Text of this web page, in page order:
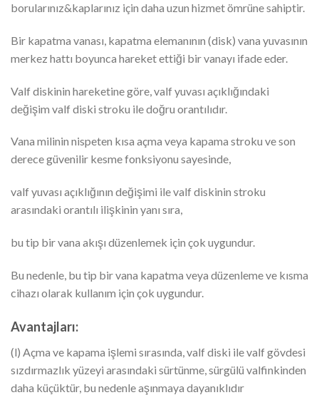
borularınız&kaplarınız için daha uzun hizmet ömrüne sahiptir.
Bir kapatma vanası, kapatma elemanının (disk) vana yuvasının
merkez hattı boyunca hareket ettiği bir vanayı ifade eder.
Valf diskinin hareketine göre, valf yuvası açıklığındaki
değişim valf diski stroku ile doğru orantılıdır.
Vana milinin nispeten kısa açma veya kapama stroku ve son
derece güvenilir kesme fonksiyonu sayesinde,
valf yuvası açıklığının değişimi ile valf diskinin stroku
arasındaki orantılı ilişkinin yanı sıra,
bu tip bir vana akışı düzenlemek için çok uygundur.
Bu nedenle, bu tip bir vana kapatma veya düzenleme ve kısma
cihazı olarak kullanım için çok uygundur.
Avantajları:
(l) Açma ve kapama işlemi sırasında, valf diski ile valf gövdesi
sızdırmazlık yüzeyi arasındaki sürtünme, sürgülü valfinkinden
daha küçüktür, bu nedenle aşınmaya dayanıklıdır